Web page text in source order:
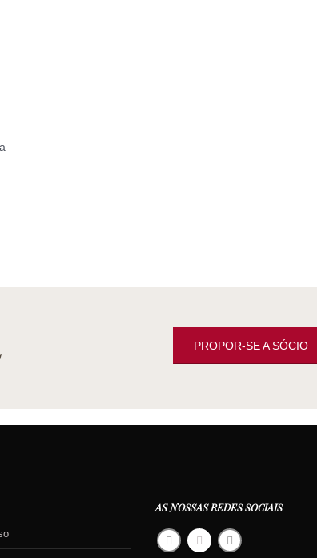
PROPOR-SE A SÓCIO
AS NOSSAS REDES SOCIAIS